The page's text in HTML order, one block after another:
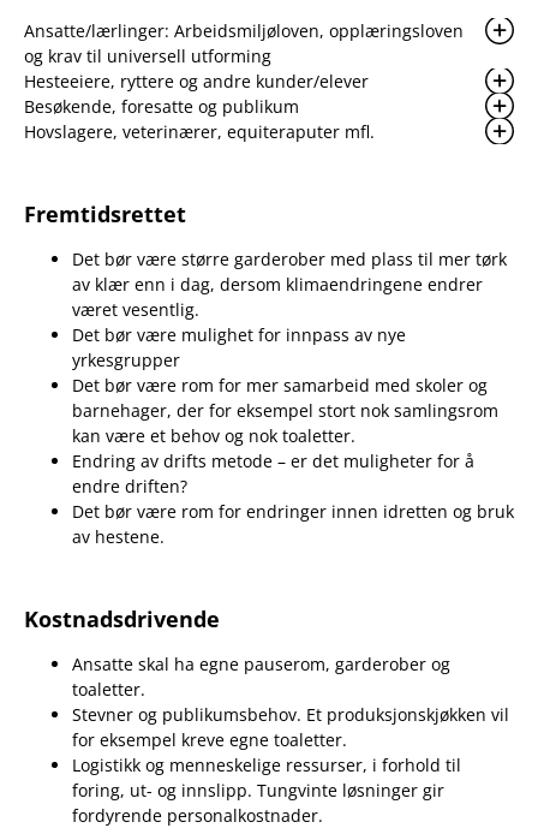
Ansatte/lærlinger: Arbeidsmiljøloven, opplæringsloven
og krav til universell utforming
Hesteeiere, ryttere og andre kunder/elever
Besøkende, foresatte og publikum
Hovslagere, veterinærer, equiteraputer mfl.
Fremtidsrettet
Det bør være større garderober med plass til mer tørk
av klær enn i dag, dersom klimaendringene endrer
været vesentlig.
Det bør være mulighet for innpass av nye
yrkesgrupper
Det bør være rom for mer samarbeid med skoler og
barnehager, der for eksempel stort nok samlingsrom
kan være et behov og nok toaletter.
Endring av drifts metode – er det muligheter for å
endre driften?
Det bør være rom for endringer innen idretten og bruk
av hestene.
Kostnadsdrivende
Ansatte skal ha egne pauserom, garderober og
toaletter.
Stevner og publikumsbehov. Et produksjonskjøkken vil
for eksempel kreve egne toaletter.
Logistikk og menneskelige ressurser, i forhold til
foring, ut- og innslipp. Tungvinte løsninger gir
fordyrende personalkostnader.